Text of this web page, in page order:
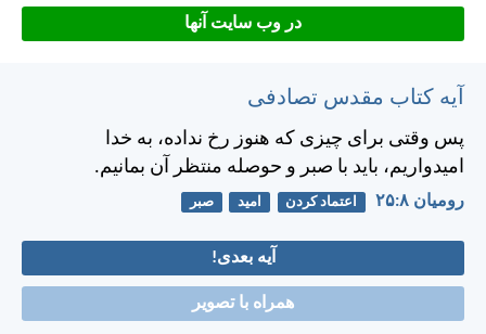
در وب سایت آنها
آیه کتاب مقدس تصادفی
پس وقتی برای چيزی كه هنوز رخ نداده، به خدا
اميدواريم، بايد با صبر و حوصله منتظر آن بمانيم.
رومیان ۸:‏۲۵ اعتماد کردن امید صبر
آیه بعدی!
همراه با تصویر